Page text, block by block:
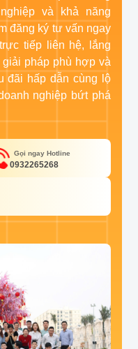
và khả năng
đăng ký tư vấn ngay
tiếp liên hệ, lắng
pháp phù hợp và
đãi hấp dẫn cùng lộ
nghiệp bứt phá
Gọi ngay Hotline
0932265268